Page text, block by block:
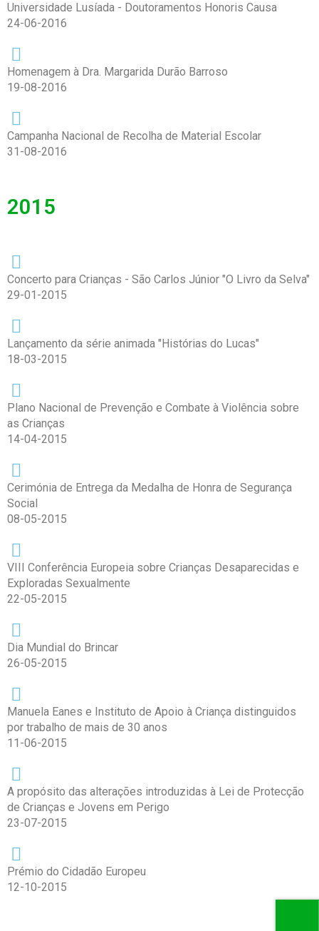
Universidade Lusíada - Doutoramentos Honoris Causa
24-06-2016
Homenagem à Dra. Margarida Durão Barroso
19-08-2016
Campanha Nacional de Recolha de Material Escolar
31-08-2016
2015
Concerto para Crianças - São Carlos Júnior "O Livro da Selva"
29-01-2015
Lançamento da série animada "Histórias do Lucas"
18-03-2015
Plano Nacional de Prevenção e Combate à Violência sobre
as Crianças
14-04-2015
Cerimónia de Entrega da Medalha de Honra de Segurança
Social
08-05-2015
VIII Conferência Europeia sobre Crianças Desaparecidas e
Exploradas Sexualmente
22-05-2015
Dia Mundial do Brincar
26-05-2015
Manuela Eanes e Instituto de Apoio à Criança distinguidos
por trabalho de mais de 30 anos
11-06-2015
A propósito das alterações introduzidas à Lei de Protecção
de Crianças e Jovens em Perigo
23-07-2015
Prémio do Cidadão Europeu
12-10-2015